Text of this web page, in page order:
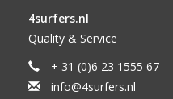
4surfers.nl
Quality & Service
+ 31 (0)6 23 1555 67
info@4surfers.nl